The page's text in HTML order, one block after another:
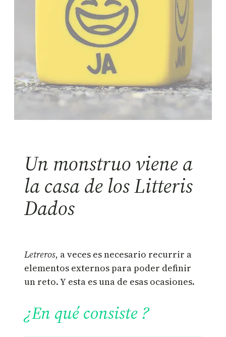
Un monstruo viene a
la casa de los Litteris
Dados
Letreros, a veces es necesario recurrir a
elementos externos para poder definir
un reto. Y esta es una de esas ocasiones.
¿En qué consiste ?